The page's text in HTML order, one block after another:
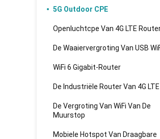
5G Outdoor CPE
Openluchtcpe Van 4G LTE
De Waaiervergroting Van USB
WiFi 6 Gigabit-Router
De Industriële Router Van 4G LTE
De Vergroting Van WiFi Van De
Muurstop
Mobiele Hotspot Van Draagbare